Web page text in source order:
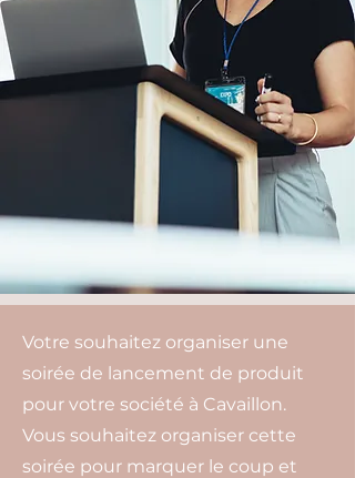
Votre souhaitez organiser une
soirée de lancement de produit
pour votre société à Cavaillon.
Vous souhaitez organiser cette
soirée pour marquer le coup et